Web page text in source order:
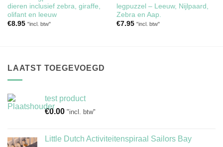
dieren inclusief zebra, giraffe,
olifant en leeuw
€8.95 "incl. btw"
legpuzzel – Leeuw, Nijlpaard,
Zebra en Aap.
€7.95 "incl. btw"
LAATST TOEGEVOEGD
test product
€0.00 "incl. btw"
Little Dutch Activiteitenspiraal Sailors Bay